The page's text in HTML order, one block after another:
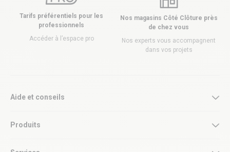
Tarifs préférentiels pour les
professionnels
Accéder à l’espace pro
Nos magasins Côté Clôture près
de chez vous
Nos experts vous accompagnent
dans vos projets
Aide et conseils
Produits